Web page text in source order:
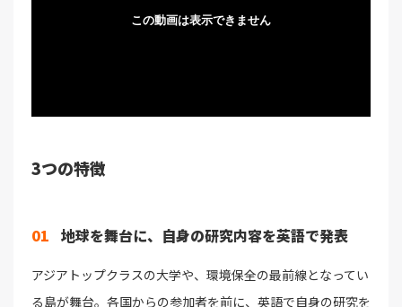
3つの特徴
01 地球を舞台に、自身の研究内容を英語で発表
アジアトップクラスの大学や、環境保全の最前線となってい
る島が舞台。各国からの参加者を前に、英語で自身の研究を